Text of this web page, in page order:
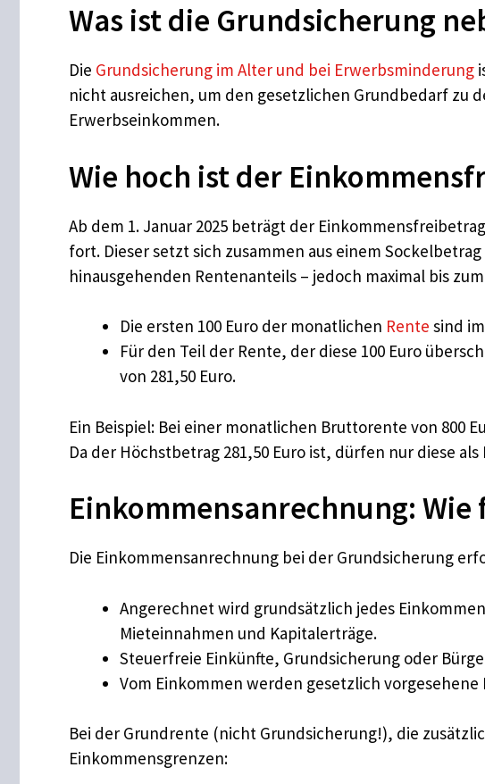
Was ist die Grundsicherung
Die Grundsicherung im Alter und bei Erwerbsminderung
nicht ausreichen, um den gesetzlichen Grundbedarf zu
Erwerbseinkommen.
Wie hoch ist der
Ab dem 1. Januar 2025 beträgt der
fort. Dieser setzt sich zusammen aus einem
hinausgehenden Rentenanteils – jedoch maximal bis
Die ersten 100 Euro der monatlichen Rente sind
Für den Teil der Rente, der diese 100 Euro
von 281,50 Euro.
Ein Beispiel: Bei einer monatlichen Bruttorente von 800
Da der Höchstbetrag 281,50 Euro ist, dürfen nur diese
Einkommensanrechnung:
Die Einkommensanrechnung bei der Grundsicherung
Angerechnet wird grundsätzlich jedes
Mieteinnahmen und Kapitalerträge.
Steuerfreie Einkünfte, Grundsicherung oder
Vom Einkommen werden gesetzlich
Bei der Grundrente (nicht Grundsicherung!), die
Einkommensgrenzen: